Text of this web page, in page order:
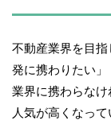
不動産業界を目
発に携わりたい
業界に携わらなけ
人気が高くなって